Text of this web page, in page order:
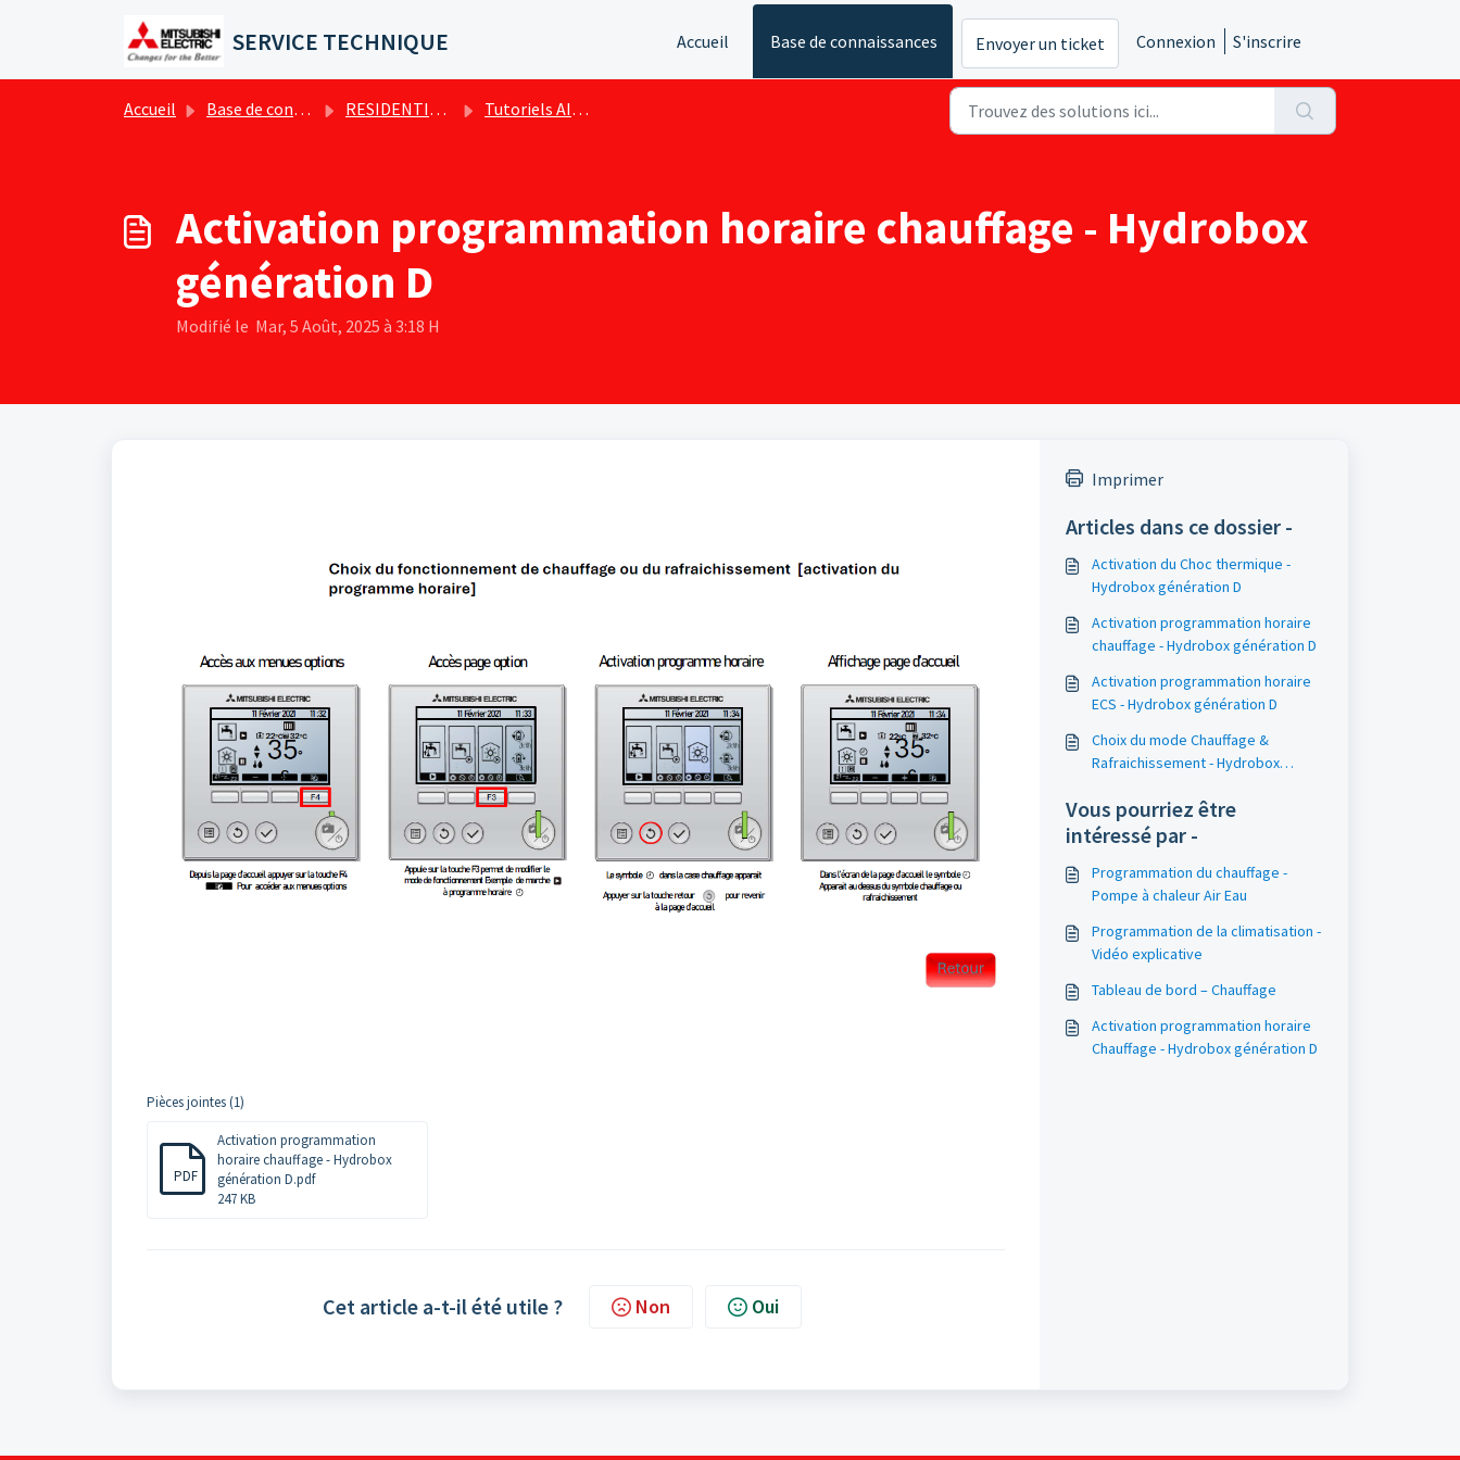
SERVICE TECHNIQUE Accueil Base de connaissances Envoyer un ticket Connexion S'inscrire
Accueil Base de connaissances RESIDENTIEL - Conseils & Tutos techniques Tutoriels AIR-EAU pour utilisateurs finaux
Activation programmation horaire chauffage - Hydrobox
génération D
Modifié le Mar, 5 Août, 2025 à 3:18 H
Pièces jointes (1)
PDF
Activation programmation
horaire chauffage - Hydrobox
génération D.pdf
247 KB
Cet article a-t-il été utile ? Non Oui
Imprimer
Articles dans ce dossier -
Activation du Choc thermique -
Hydrobox génération D
Activation programmation horaire
chauffage - Hydrobox génération D
Activation programmation horaire
ECS - Hydrobox génération D
Choix du mode Chauffage &
Rafraichissement - Hydrobox
Vous pourriez être
intéressé par -
Programmation du chauffage -
Pompe à chaleur Air Eau
Programmation de la climatisation -
Vidéo explicative
Tableau de bord – Chauffage
Activation programmation horaire
Chauffage - Hydrobox génération D